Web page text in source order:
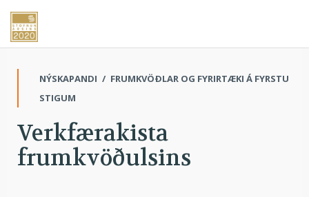
NÝSKAPANDI / FRUMKVÖÐLAR OG FYRIRTÆKI Á FYRSTU
STIGUM
Verkfærakista
frumkvöðulsins